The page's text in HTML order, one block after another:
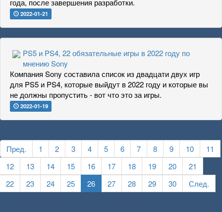
года, после завершения разработки.
2022-01-21
PS5 и PS4, 22 обязательные игры в 2022 году по
мнению Sony
Компания Sony составила список из двадцати двух игр
для PS5 и PS4, которые выйдут в 2022 году и которые вы
не должны пропустить - вот что это за игры.
2022-01-19
Пред. 1 2 3 4 5 6 7 8 9 10
11
12
13 14 15 16 17 18 19 20
21
22
23 24 25 26 27 28 29 30 След.